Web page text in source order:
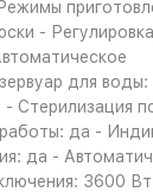
- Регулировка
для
Стерилизация
да -
да -
3600